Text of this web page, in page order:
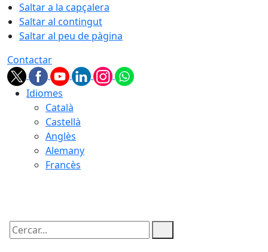
Saltar a la capçalera
Saltar al contingut
Saltar al peu de pàgina
Contactar
Idiomes
Català
Castellà
Anglès
Alemany
Francès
Cercar: